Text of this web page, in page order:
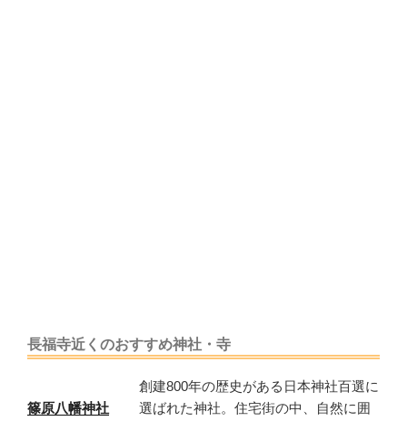
長福寺近くのおすすめ神社・寺
篠原八幡神社
創建800年の歴史がある日本神社百選に
選ばれた神社。住宅街の中、自然に囲